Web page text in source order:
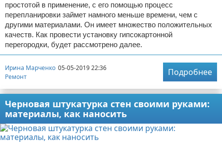
простотой в применение, с его помощью процесс
перепланировки займет намного меньше времени, чем с
другими материалами. Он имеет множество положительных
качеств. Как провести установку гипсокартонной
перегородки, будет рассмотрено далее.
Ирина Марченко 05-05-2019 22:36
Ремонт
Подробнее
Черновая штукатурка стен своими руками:
материалы, как наносить